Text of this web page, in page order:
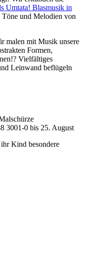
Umtata! Blasmusik in
Töne und Melodien von
malen mit Musik unsere
Formen,
Vielfältiges
Leinwand beflügeln
3001-0 bis 25. August
Kind besondere